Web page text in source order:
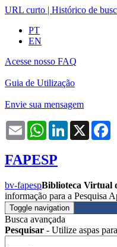
URL curto | Histórico de
PT
EN
Acesse nosso FAQ
Guia de Utilização
Envie sua mensagem
Email WhatsAppLinkedIn
X
FAPESP
bv-fapespBiblioteca Virtual
informação para a Pesquisa
Toggle navigation
Busca avançada
Pesquisar - Utilize aspas